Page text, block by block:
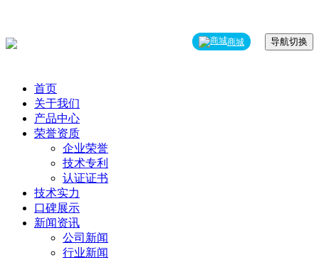
商城 导航切换
首页
关于我们
产品中心
荣誉资质
企业荣誉
技术专利
认证证书
技术实力
口碑展示
新闻资讯
公司新闻
行业新闻